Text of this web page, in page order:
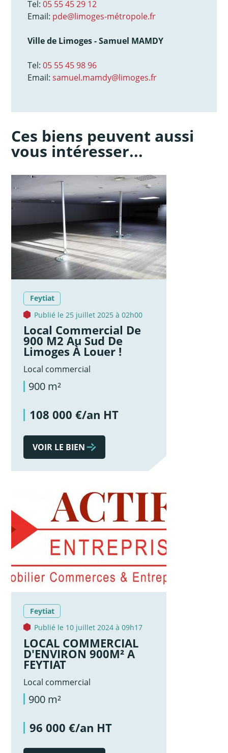
Tel:05 55 45 29 12
Email: pde@limoges-métropole.fr
Ville de Limoges - Samuel MAMDY
Tel:05 55 45 98 96
Email:samuel.mamdy@limoges.fr
Ces biens peuvent aussi
vous intéresser...
Feytiat
Publié le 25 juillet 2025 à 02h00
Local Commercial De
900 M2 Au Sud De
Limoges À Louer !
Local commercial
900 m²
108 000 €/an HT
VOIR LE BIEN
Feytiat
Publié le 10 juillet 2024 à 09h17
LOCAL COMMERCIAL
D'ENVIRON 900M² A
FEYTIAT
Local commercial
900 m²
96 000 €/an HT